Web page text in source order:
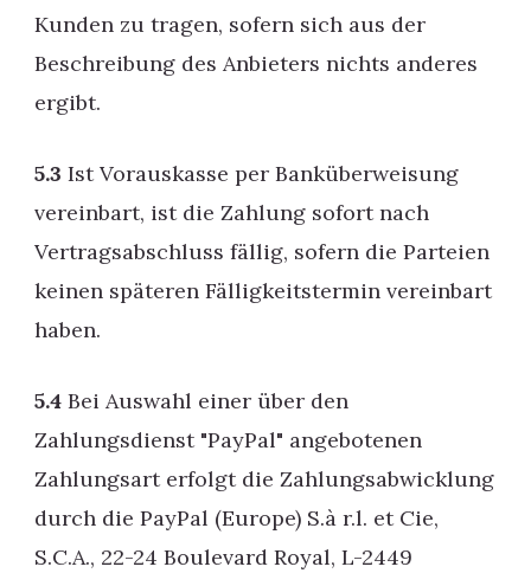
Kunden zu tragen, sofern sich aus der
Beschreibung des Anbieters nichts anderes
ergibt.
5.3 Ist Vorauskasse per Banküberweisung
vereinbart, ist die Zahlung sofort nach
Vertragsabschluss fällig, sofern die Parteien
keinen späteren Fälligkeitstermin vereinbart
haben.
5.4 Bei Auswahl einer über den
Zahlungsdienst "PayPal" angebotenen
Zahlungsart erfolgt die Zahlungsabwicklung
durch die PayPal (Europe) S.à r.l. et Cie,
S.C.A., 22-24 Boulevard Royal, L-2449